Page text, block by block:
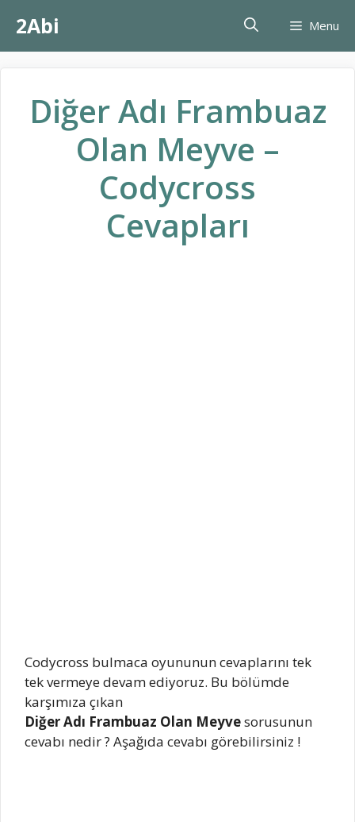
atla2Abi Menu
Diğer Adı Frambuaz
Olan Meyve –
Codycross
Cevapları
Codycross bulmaca oyununun cevaplarını tek
tek vermeye devam ediyoruz. Bu bölümde
karşımıza çıkan
Diğer Adı Frambuaz Olan Meyvesorusunun
cevabı nedir ? Aşağıda cevabı görebilirsiniz !